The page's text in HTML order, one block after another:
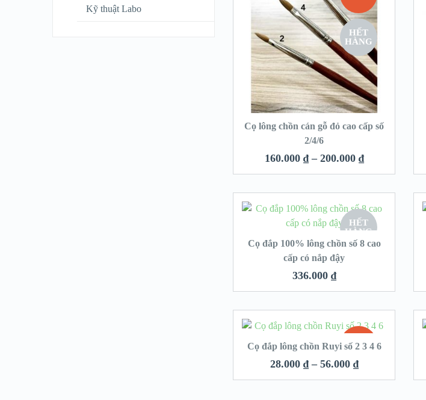
HẾT
HÀNG
Cọ lông chồn cán gỗ đỏ cao cấp số
2/4/6
160.000 ₫ – 200.000 ₫
HẾT
HÀNG
Cọ đắp 100% lông chồn số 8 cao
cấp có nắp đậy
336.000 ₫
SALE!
Cọ đắp lông chồn Ruyi số 2 3 4 6
28.000 ₫ – 56.000 ₫
Kỹ thuật Labo